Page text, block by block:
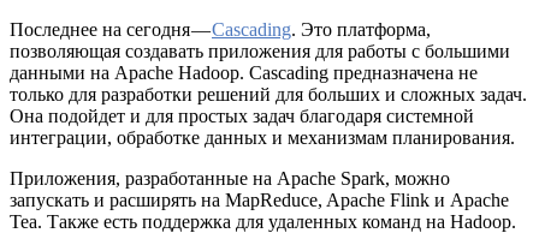
Последнее на сегодня —Cascading. Это платформа,
позволяющая создавать приложения для работы с большими
данными на Apache Hadoop. Cascading предназначена не
только для разработки решений для больших и сложных задач.
Она подойдет и для простых задач благодаря системной
интеграции, обработке данных и механизмам планирования.
Приложения, разработанные на Apache Spark, можно
запускать и расширять на MapReduce, Apache Flink и Apache
Tea. Также есть поддержка для удаленных команд на Hadoop.